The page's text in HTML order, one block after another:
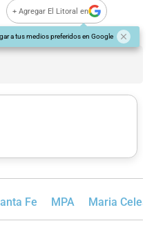
+ Agregar El Litoral en
a tus medios preferidos en Google
Fe MPA Maria